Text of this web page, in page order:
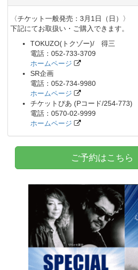
〈チケット一般発売：3月1日（日）〉
下記にてお取扱い・ご購入できます。
TOKUZO(トクゾー)/ 得三
電話：052-733-3709
ホームページ
SR企画
電話：052-734-9980
ホームページ
チケットぴあ (Pコード/254-773)
電話：0570-02-9999
ホームページ
ご予約はこちら